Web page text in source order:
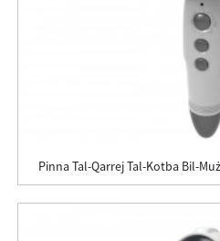
Pinna Tal-Qarrej Tal-Kotba Bil-